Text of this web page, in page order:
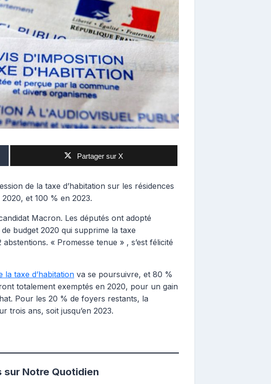
Partager sur X
de la taxe d’habitation sur les résidences
et 100 % en 2023.
Macron. Les députés ont adopté
budget 2020 qui supprime la taxe
« Promesse tenue » , s’est félicité
la taxe d’habitation va se poursuivre, et 80 %
totalement exemptés en 2020, pour un gain
Pour les 20 % de foyers restants, la
trois ans, soit jusqu’en 2023.
sur Notre Quotidien